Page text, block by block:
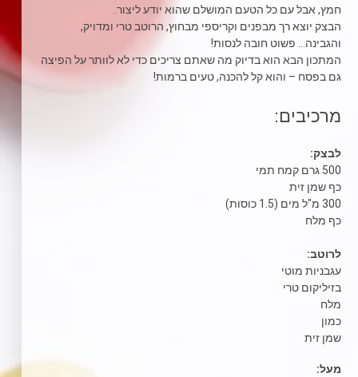
חמץ, אבל עם כל הטעם המושלם שהוא יודע ליצור.
הבצק יוצא רך מבפנים וקריספי מבחוץ, הרוטב טרי ומדויק,
והגבינה… פשוט חובה לנסות!
המתכון הבא הוא בדיוק מה שאתם צריכים כדי לא לוותר על הפיצה
גם בפסח – והוא קל להכנה, טעים ברמות!
מרכיבים:
לבצק:
500 גרם קמח תמי
כף שמן זית
300 מ"ל מים (1.5 כוסות)
כף מלח
לרוטב:
עגבניות מוטי
בזיליקום טרי
מלח
כמון
שמן זית
מעל: